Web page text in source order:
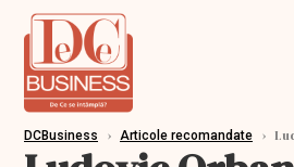
DCBusiness › Articole recomandate ›